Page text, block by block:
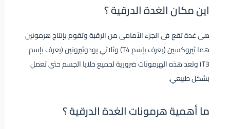
اين مكان الغدة الدرقية ؟
هى غدة تقع فى الجزء الأمامى من الرقبة وتقوم بإنتاج هرمونين
هما ثيروكسين (يعرف بإسم T4) وثلاثي يودوثيرونين (يعرف بإسم
T3) وتعد هذه الهرمونات ضرورية لجميع خلايا الجسم حتى تعمل
بشكل طبيعي.
ما أهمية هرمونات الغدة الدرقية ؟